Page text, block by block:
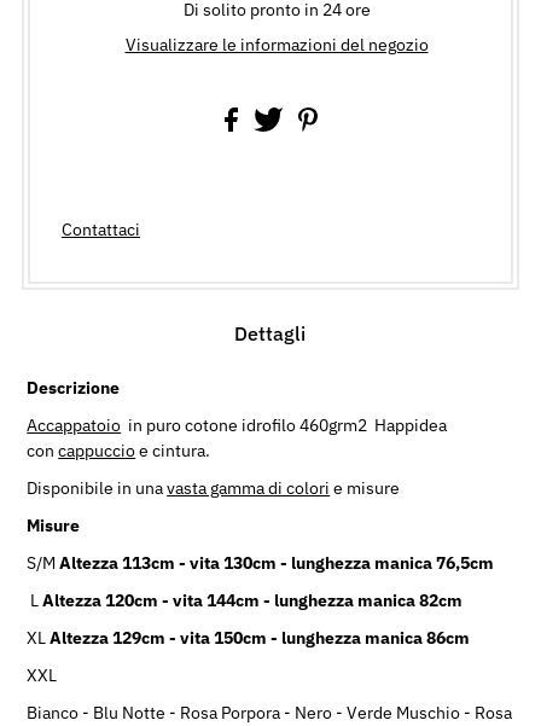
Di solito pronto in 24 ore
Visualizzare le informazioni del negozio
Contattaci
Dettagli
Descrizione
Accappatoio in puro cotone idrofilo 460grm2 Happidea
concappuccioe cintura.
Disponibile in unavasta gamma di colori e misure
Misure
S/MAltezza 113cm - vita 130cm - lunghezza manica 76,5cm
LAltezza 120cm - vita 144cm - lunghezza manica 82cm
XLAltezza 129cm - vita 150cm - lunghezza manica 86cm
XXL
Bianco - Blu Notte - Rosa Porpora - Nero - Verde Muschio - Rosa